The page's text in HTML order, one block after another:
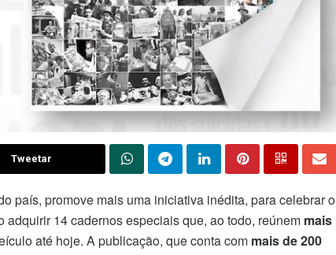
Tweetar
país, promove mais uma iniciativa inédita, para celebrar o
14 cadernos especiais que, ao todo, reúnem mais
até hoje. A publicação, que conta com mais de 200